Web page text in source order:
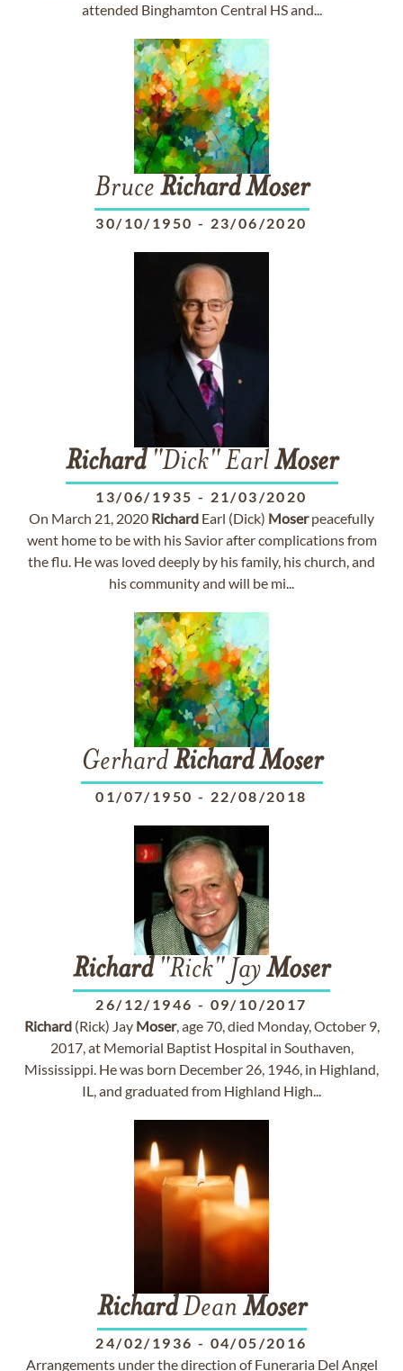
attended Binghamton Central HS and...
Bruce Richard Moser
30/10/1950 - 23/06/2020
Richard"Dick" EarlMoser
13/06/1935 - 21/03/2020
On March 21, 2020 Richard Earl (Dick) Moserpeacefully
went home to be with his Savior after complications from
the flu. He was loved deeply by his family, his church, and
his community and will be mi...
GerhardRichard Moser
01/07/1950 - 22/08/2018
Richard"Rick" JayMoser
26/12/1946 - 09/10/2017
Richard(Rick) Jay Moser, age 70, died Monday, October 9,
2017, at Memorial Baptist Hospital in Southaven,
Mississippi. He was born December 26, 1946, in Highland,
IL, and graduated from Highland High...
RichardDean Moser
24/02/1936 - 04/05/2016
Arrangements under the direction of Funeraria Del Angel